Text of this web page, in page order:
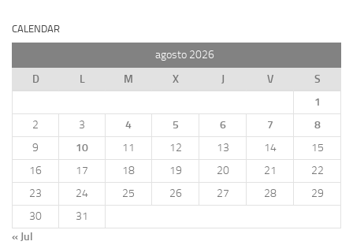
CALENDAR
agosto 2026
D
L M X J V
S
1
2
3 4 5 6 7
8
9
10 11 12 13 14
15
16
17 18 19 20 21
22
23
24 25 26 27 28
29
30
31
« Jul